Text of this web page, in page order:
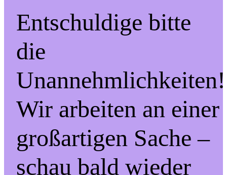
Entschuldige bitte
die
Unannehmlichkeiten!
Wir arbeiten an einer
großartigen Sache –
schau bald wieder